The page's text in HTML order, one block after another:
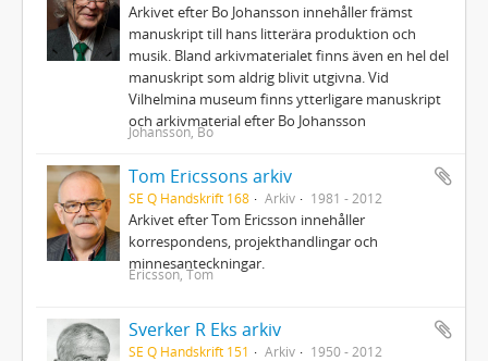
Arkivet efter Bo Johansson innehåller främst
manuskript till hans litterära produktion och
musik. Bland arkivmaterialet finns även en hel del
manuskript som aldrig blivit utgivna. Vid
Vilhelmina museum finns ytterligare manuskript
och arkivmaterial efter Bo Johansson
Johansson, Bo
Tom Ericssons arkiv
SE Q Handskrift 168 Arkiv 1981 - 2012
Arkivet efter Tom Ericsson innehåller
korrespondens, projekthandlingar och
minnesanteckningar.
Ericsson, Tom
Sverker R Eks arkiv
SE Q Handskrift 151 Arkiv 1950 - 2012